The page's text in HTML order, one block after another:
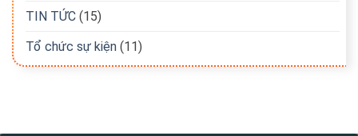
TIN TỨC (15)
Tổ chức sự kiện (11)